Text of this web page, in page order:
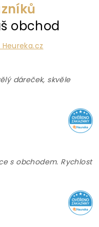
obchod
dáreček, skvěle
s obchodem. Rychlost